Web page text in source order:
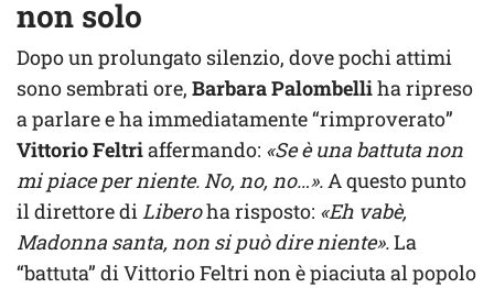
non solo
Dopo un prolungato silenzio, dove pochi attimi
sono sembrati ore, Barbara Palombelliha ripreso
a parlare e ha immediatamente “rimproverato”
Vittorio Feltriaffermando: «Se è una battuta non
mi piace per niente. No, no, no…».A questo punto
il direttore diLiberoha risposto: «Eh vabè,
Madonna santa, non si può dire niente».La
“battuta” di Vittorio Feltri non è piaciuta al popolo